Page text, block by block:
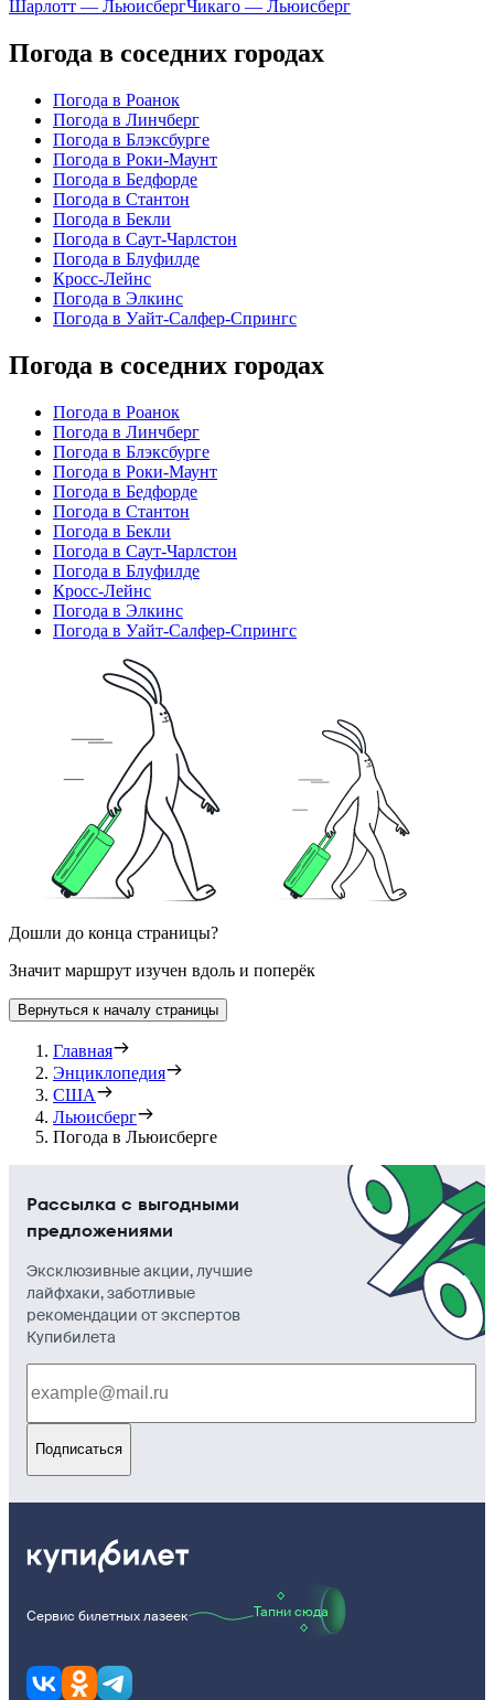
Шарлотт — ЛьюисбергЧикаго — Льюисберг
Погода в соседних городах
Погода в Роанок
Погода в Линчберг
Погода в Блэксбурге
Погода в Роки-Маунт
Погода в Бедфорде
Погода в Стантон
Погода в Бекли
Погода в Саут-Чарлстон
Погода в Блуфилде
Кросс-Лейнс
Погода в Элкинс
Погода в Уайт-Салфер-Спрингс
Погода в соседних городах
Погода в Роанок
Погода в Линчберг
Погода в Блэксбурге
Погода в Роки-Маунт
Погода в Бедфорде
Погода в Стантон
Погода в Бекли
Погода в Саут-Чарлстон
Погода в Блуфилде
Кросс-Лейнс
Погода в Элкинс
Погода в Уайт-Салфер-Спрингс
Дошли до конца страницы?
Значит маршрут изучен вдоль и поперёк
Вернуться к началу страницы
Главная
Энциклопедия
США
Льюисберг
Погода в Льюисберге
Рассылка с выгодными
предложениями
Эксклюзивные акции, лучшие
лайфхаки, заботливые
рекомендации от экспертов
Купибилета
Подписаться
Сервис билетных лазеек Тапни сюда